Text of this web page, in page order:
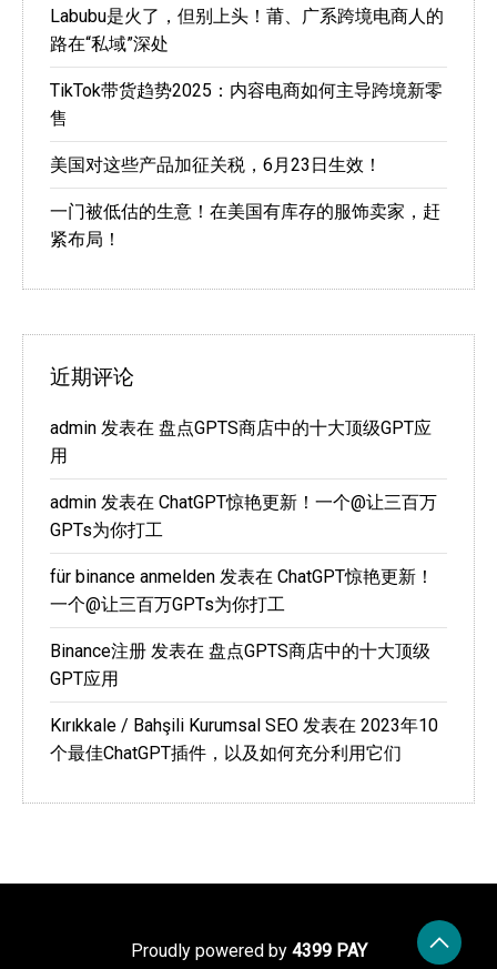
Labubu是火了，但别上头！莆、广系跨境电商人的
路在“私域”深处
TikTok带货趋势2025：内容电商如何主导跨境新零
售
美国对这些产品加征关税，6月23日生效！
一门被低估的生意！在美国有库存的服饰卖家，赶
紧布局！
近期评论
admin 发表在 盘点GPTS商店中的十大顶级GPT应
用
admin 发表在 ChatGPT惊艳更新！一个@让三百万
GPTs为你打工
für binance anmelden 发表在 ChatGPT惊艳更新！
一个@让三百万GPTs为你打工
Binance注册 发表在 盘点GPTS商店中的十大顶级
GPT应用
Kırıkkale / Bahşili Kurumsal SEO 发表在 2023年10
个最佳ChatGPT插件，以及如何充分利用它们
Proudly powered by 4399 PAY